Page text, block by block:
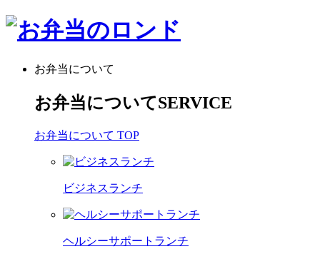
お弁当について
お弁当についてSERVICE
お弁当について TOP
ビジネスランチ
ヘルシーサポートランチ